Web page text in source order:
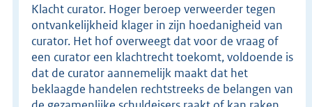
Klacht curator. Hoger beroep verweerder tegen
ontvankelijkheid klager in zijn hoedanigheid van
curator. Het hof overweegt dat voor de vraag of
een curator een klachtrecht toekomt, voldoende is
dat de curator aannemelijk maakt dat het
beklaagde handelen rechtstreeks de belangen van